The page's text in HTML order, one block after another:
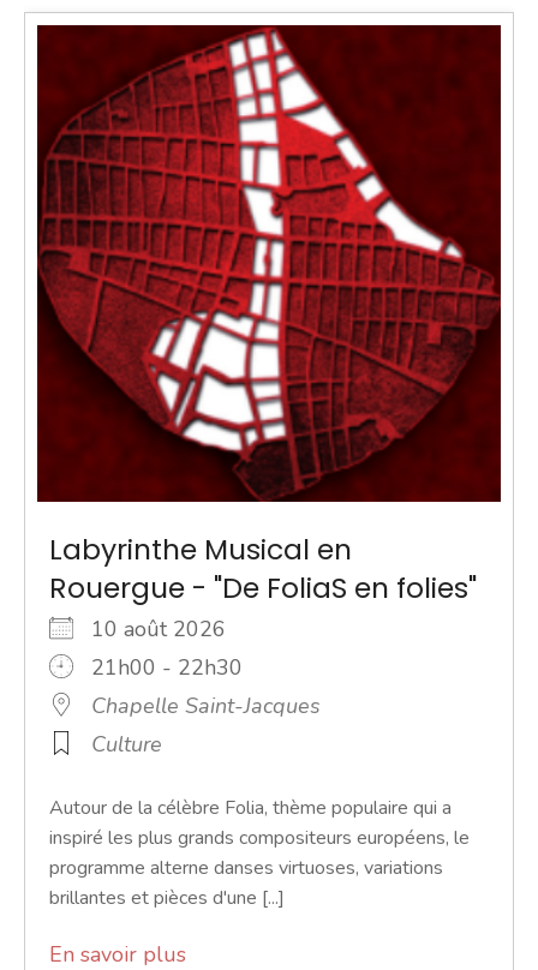
Labyrinthe Musical en
Rouergue - "De FoliaS en folies"
10 août 2026
21h00 - 22h30
Chapelle Saint-Jacques
Culture
Autour de la célèbre Folia, thème populaire qui a
inspiré les plus grands compositeurs européens, le
programme alterne danses virtuoses, variations
brillantes et pièces d'une [...]
En savoir plus